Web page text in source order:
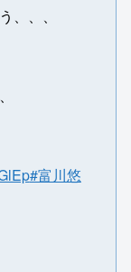
、、、
#富川悠